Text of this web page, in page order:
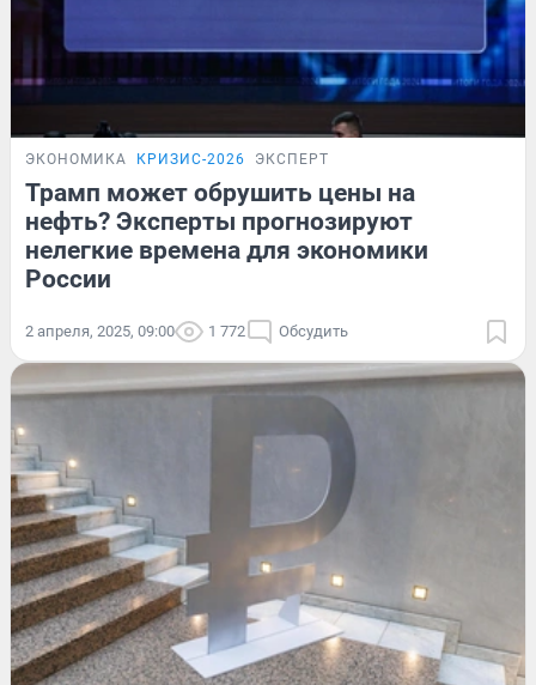
ЭКОНОМИКА КРИЗИС-2026 ЭКСПЕРТ
Трамп может обрушить цены на
нефть? Эксперты прогнозируют
нелегкие времена для экономики
России
2 апреля, 2025, 09:00 1 772 Обсудить